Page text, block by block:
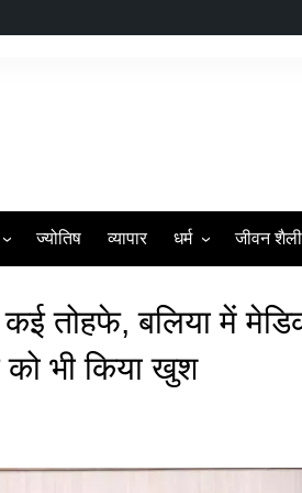
ज्योतिष व्यापार धर्म जीवन शैली
कई तोहफे, बलिया में
भी किया खुश